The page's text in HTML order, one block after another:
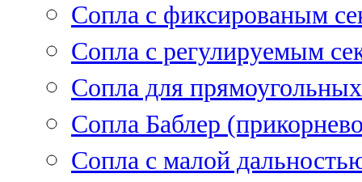
Cопла с фиксированым
Сопла с регулируемым
Сопла для
Сопла Баблер
Сопла с малой